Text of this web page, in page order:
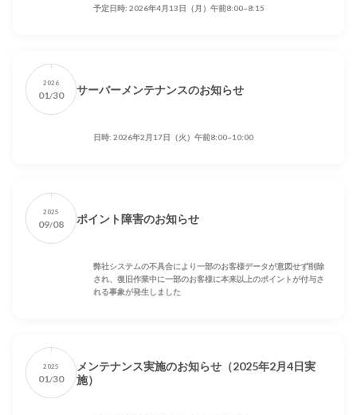
予定日時: 2026年4月13日（月）午前8:00~8:15
2026
01/30 サーバーメンテナンスのお知らせ
日時: 2026年2月17日（火）午前8:00~10:00
2025
09/08 ポイント障害のお知らせ
弊社システムの不具合により一部のお客様データが意図せず削除
され、復旧作業中に一部のお客様に本来以上のポイントが付与さ
れる事象が発生しました
2025
01/30
メンテナンス実施のお知らせ（2025年2月4日実
施）